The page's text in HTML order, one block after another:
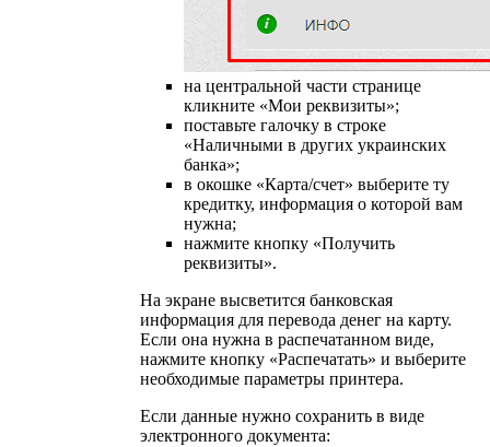
на центральной части странице
кликните «Мои реквизиты»;
поставьте галочку в строке
«Наличными в других украинских
банка»;
в окошке «Карта/счет» выберите ту
кредитку, информация о которой вам
нужна;
нажмите кнопку «Получить
реквизиты».
На экране высветится банковская
информация для перевода денег на карту.
Если она нужна в распечатанном виде,
нажмите кнопку «Распечатать» и выберите
необходимые параметры принтера.
Если данные нужно сохранить в виде
электронного документа: